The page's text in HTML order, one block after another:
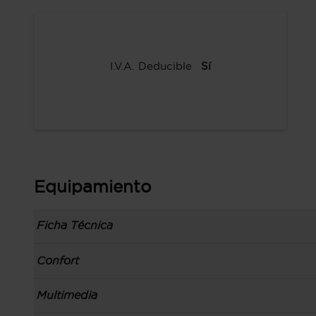
I.V.A. Deducible Sí
Equipamiento
Ficha Técnica
Información de la versión: número última lista
Carrocería tipo berlina con portón con 5
Confort
Toma/s de 12v en los asientos delanteros
Multimedia